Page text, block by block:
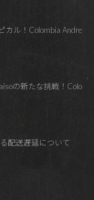
ル！Colombia Andre
の新たな挑戦！Colo
配送遅延について